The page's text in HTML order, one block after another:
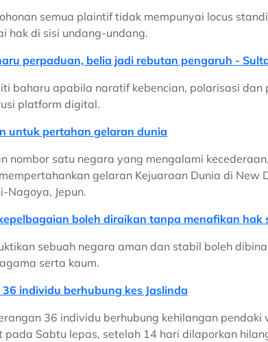
semua plaintif tidak mempunyai locus
di sisi undang-undang.
perpaduan, belia jadi rebutan pengaruh -
baharu apabila naratif kebencian, polarisasi dan
platform digital.
untuk pertahan gelaran dunia
nombor satu negara yang mengalami
gelaran Kejuaraan Dunia di New
Nagoya, Jepun.
boleh diraikan tanpa menafikan hak
sebuah negara aman dan stabil boleh
serta kaum.
individu berhubung kes Jaslinda
36 individu berhubung kehilangan pendaki
Sabtu lepas, setelah 14 hari dilaporkan